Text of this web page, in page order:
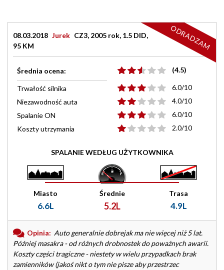
08.03.2018 Jurek CZ3, 2005 rok, 1.5 DID,
95 KM
Średnia ocena: (4.5)
Trwałość silnika
6.0/10
Niezawodność auta
4.0/10
Spalanie ON
6.0/10
Koszty utrzymania
2.0/10
SPALANIE WEDŁUG UŻYTKOWNIKA
Miasto
6.6L
Średnie
5.2L
Trasa
4.9L
Opinia: Auto generalnie dobrejak ma nie więcej niż 5 lat.
Później masakra - od różnych drobnostek do poważnych awarii.
Koszty części tragiczne - niestety w wielu przypadkach brak
zamienników (jakoś nikt o tym nie pisze aby przestrzec
ODRADZAM